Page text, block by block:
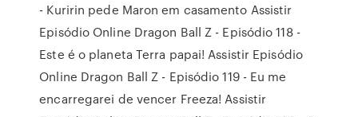
- Kuririn pede Maron em casamento Assistir
Episódio Online Dragon Ball Z - Episódio 118 -
Este é o planeta Terra papai! Assistir Episódio
Online Dragon Ball Z - Episódio 119 - Eu me
encarregarei de vencer Freeza! Assistir